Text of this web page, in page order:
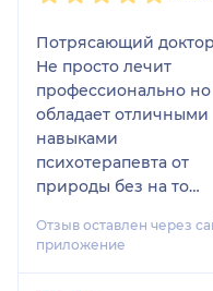
Потрясающий
Не просто лечит
профессионально
обладает отличными
навыками
психотерапевта от
природы без на то
образования.
описывает ситуацию и
Отзыв оставлен через
приложение